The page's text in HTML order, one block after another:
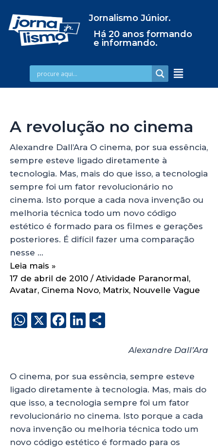
Jornalismo Júnior.
Há 20 anos formando
e informando.
A revolução no cinema
Alexandre Dall’Ara O cinema, por sua essência,
sempre esteve ligado diretamente à
tecnologia. Mas, mais do que isso, a tecnologia
sempre foi um fator revolucionário no
cinema. Isto porque a cada nova invenção ou
melhoria técnica todo um novo código
estético é formado para os filmes e gerações
posteriores. É difícil fazer uma comparação
nesse …
Leia mais »
17 de abril de 2010 / Atividade Paranormal,
Avatar, Cinema Novo, Matrix, Nouvelle Vague
W
A
p
p
X
F
b
o
o
k
Li
dI
n
Alexandre Dall’Ara
O cinema, por sua essência, sempre esteve
ligado diretamente à tecnologia. Mas, mais do
que isso, a tecnologia sempre foi um fator
revolucionário no cinema. Isto porque a cada
nova invenção ou melhoria técnica todo um
novo código estético é formado para os